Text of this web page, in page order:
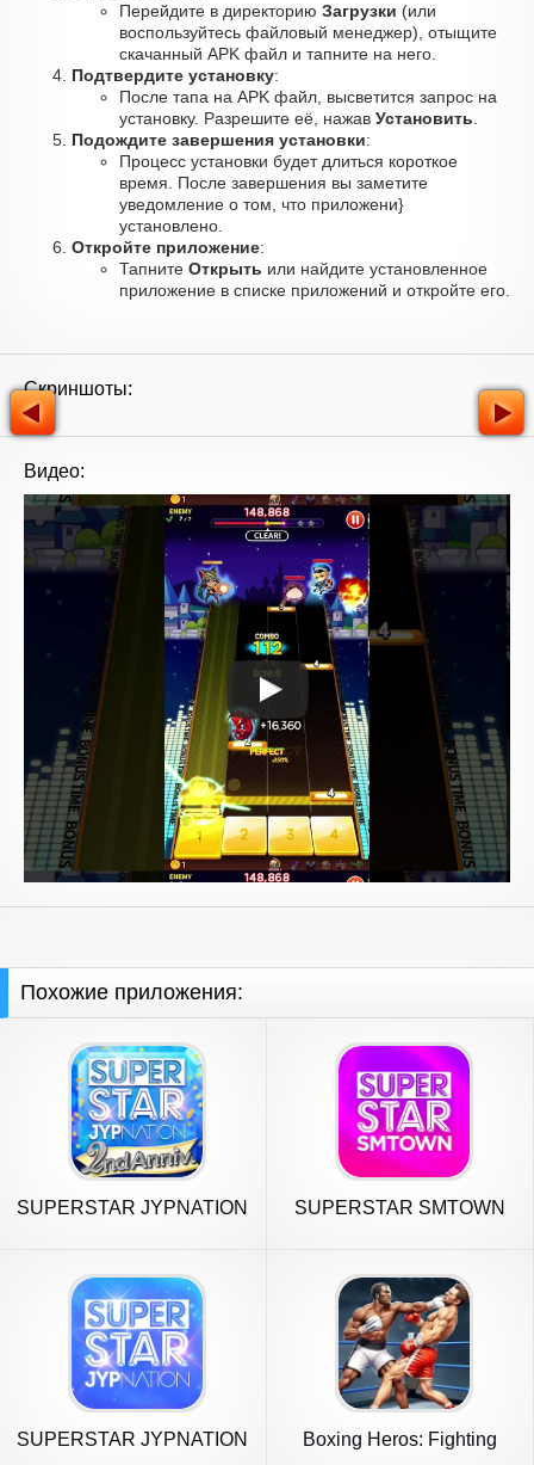
Перейдите в директорию Загрузки (или
воспользуйтесь файловый менеджер), отыщите
скачанный APK файл и тапните на него.
Подтвердите установку:
После тапа на APK файл, высветится запрос на
установку. Разрешите её, нажав Установить
Подождите завершения установки:
Процесс установки будет длиться короткое
время. После завершения вы заметите
уведомление о том, что приложени}
установлено.
Откройте приложение:
Тапните Открыть или найдите установленное
приложение в списке приложений и откройте его.
Скриншоты:
Видео:
Похожие приложения:
SUPERSTAR JYPNATION SUPERSTAR SMTOWN
SUPERSTAR JYPNATION
Boxing Heros: Fighting